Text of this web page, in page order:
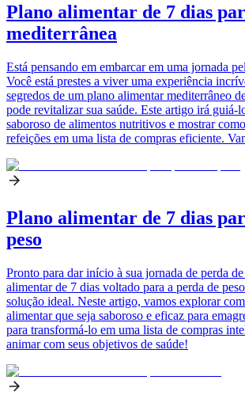
Plano alimentar de 7 dias
mediterrânea
Está pensando em embarcar em uma jornada
Você está prestes a viver uma experiência
segredos de um plano alimentar mediterrâneo
pode revitalizar sua saúde. Este artigo irá guiá-
saboroso de alimentos nutritivos e mostrar
refeições em uma lista de compras eficiente.
Plano alimentar de 7 dias
peso
Pronto para dar início à sua jornada de perda
alimentar de 7 dias voltado para a perda de
solução ideal. Neste artigo, vamos explorar
alimentar que seja saboroso e eficaz para
para transformá-lo em uma lista de compras
animar com seus objetivos de saúde!